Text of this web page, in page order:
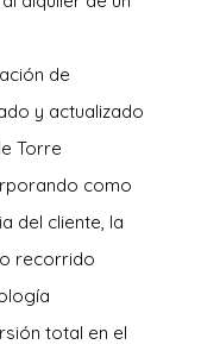
de
y actualizado
Torre
como
del cliente, la
recorrido
total en el